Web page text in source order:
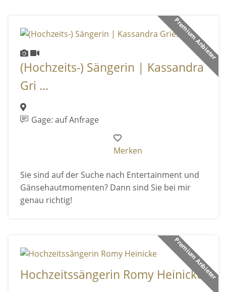
Premium Anbieter
(Hochzeits-) Sängerin | Kassandra
Gri ...
Gage: auf Anfrage
Merken
Sie sind auf der Suche nach Entertainment und
Gänsehautmomenten? Dann sind Sie bei mir
genau richtig!
Premium Anbieter
Hochzeitssängerin Romy Heinicke